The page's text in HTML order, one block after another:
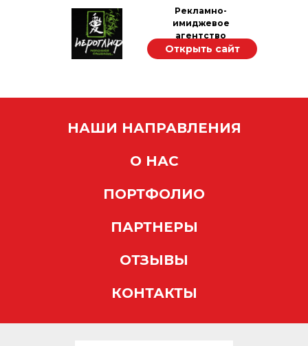
Открыть сайт
Рекламно-
имиджевое
агентство
"Иероглиф"
НАШИ НАПРАВЛЕНИЯ
О НАС
ПОРТФОЛИО
ПАРТНЕРЫ
ОТЗЫВЫ
КОНТАКТЫ